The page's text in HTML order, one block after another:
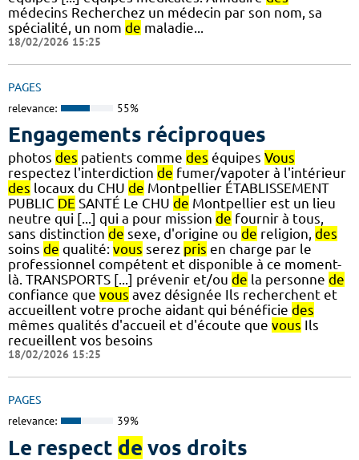
médecins Recherchez un médecin par son nom, sa
spécialité, un nom de maladie...
18/02/2026 15:25
PAGES
relevance: 55%
Engagements réciproques
photos des patients comme des équipes Vous
respectez l'interdiction de fumer/vapoter à l'intérieur
des locaux du CHU de Montpellier ÉTABLISSEMENT
PUBLIC DE SANTÉ Le CHU de Montpellier est un lieu
neutre qui [...] qui a pour mission de fournir à tous,
sans distinction de sexe, d'origine ou de religion, des
soins de qualité: vous serez pris en charge par le
professionnel compétent et disponible à ce moment-
là. TRANSPORTS [...] prévenir et/ou de la personne de
confiance que vous avez désignée Ils recherchent et
accueillent votre proche aidant qui bénéficie des
mêmes qualités d'accueil et d'écoute que vous Ils
recueillent vos besoins
18/02/2026 15:25
PAGES
relevance: 39%
Le respect de vos droits